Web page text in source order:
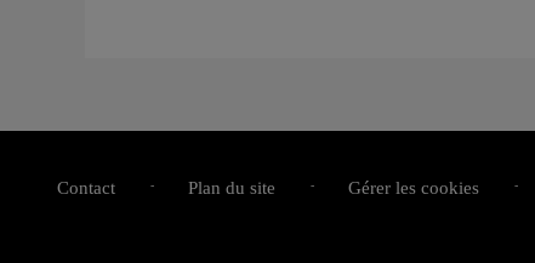
Contact Plan du site Gérer les cookies